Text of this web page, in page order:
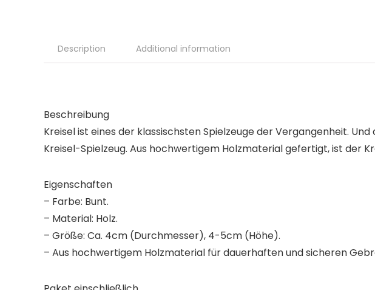
Description Additional information
Beschreibung
Kreisel ist eines der klassischsten Spielzeuge der Vergangenheit.
Kreisel-Spielzeug. Aus hochwertigem Holzmaterial gefertigt, ist der
Eigenschaften
– Farbe: Bunt.
– Material: Holz.
– Größe: Ca. 4cm (Durchmesser), 4-5cm (Höhe).
– Aus hochwertigem Holzmaterial für dauerhaften und sicheren